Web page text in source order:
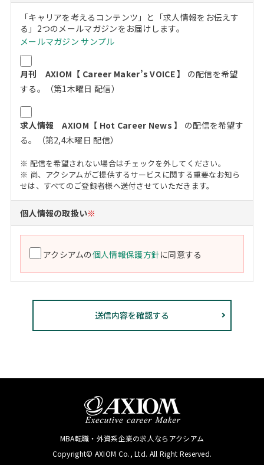
「キャリアを考えるコンテンツ」と「求人情報をお伝えす
る」2つのメールマガジンをお届けします。
メールマガジン サンプル
月刊 AXIOM【 Career Maker’s VOICE 】
の配信を希望
する。（第1木曜日 配信）
求人情報 AXIOM【 Hot Career News 】
の配信を希望す
る。（第2,4木曜日 配信）
※ 配信を希望されない場合はチェックを外してください。
※ 尚、アクシアムがご提供するサービスに関する重要なお知ら
せは、すべてのご登録者様へ送付させていただきます。
個人情報の取扱い※
アクシアムの個人情報保護方針に同意する
MBA転職・外資系企業の求人ならアクシアム
Copyright© AXIOM Co., Ltd. All Right Reserved.